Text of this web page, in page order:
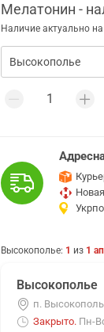
Мелатонин -
Наличие актуально
Высокополье: 1 из 1
Высокополье
п.
Закрыто. Пн-